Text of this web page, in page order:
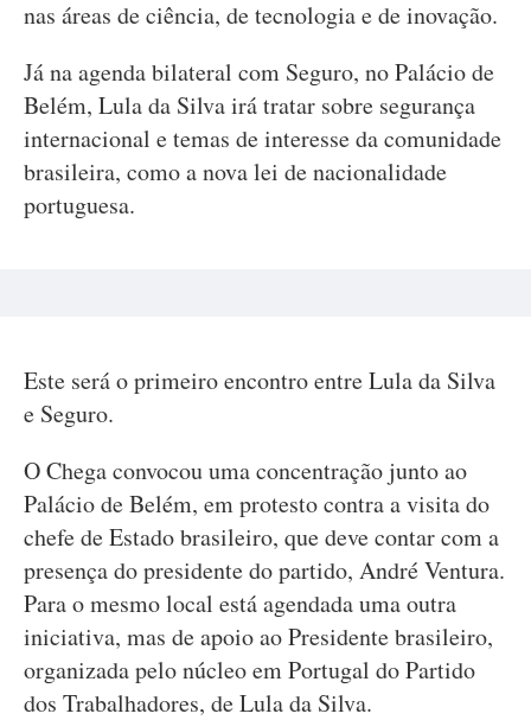
nas áreas de ciência, de tecnologia e de inovação.
Já na agenda bilateral com Seguro, no Palácio de
Belém, Lula da Silva irá tratar sobre segurança
internacional e temas de interesse da comunidade
brasileira, como a nova lei de nacionalidade
portuguesa.
Este será o primeiro encontro entre Lula da Silva
e Seguro.
O Chega convocou uma concentração junto ao
Palácio de Belém, em protesto contra a visita do
chefe de Estado brasileiro, que deve contar com a
presença do presidente do partido, André Ventura.
Para o mesmo local está agendada uma outra
iniciativa, mas de apoio ao Presidente brasileiro,
organizada pelo núcleo em Portugal do Partido
dos Trabalhadores, de Lula da Silva.